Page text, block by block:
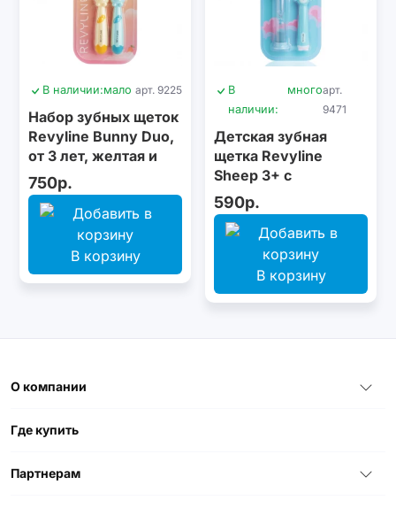
В наличии:мало арт. 9225
Набор зубных щеток
Revyline Bunny Duo,
от 3 лет, желтая и
голубая
750р.
В корзину
В
наличии:
многоарт.
9471
Детская зубная
щетка Revyline
Sheep 3+ с
песочными часами,
голубая
590р.
В корзину
О компании
Где купить
Партнерам